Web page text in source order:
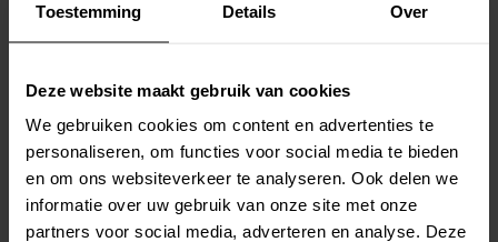
Toestemming Details Over
Deze website maakt gebruik van cookies
We gebruiken cookies om content en advertenties te
personaliseren, om functies voor social media te bieden
en om ons websiteverkeer te analyseren. Ook delen we
informatie over uw gebruik van onze site met onze
partners voor social media, adverteren en analyse. Deze
UAG -
Monarch Case iPhone 14 Plus
Zwart
€ 46,95 € 54,95